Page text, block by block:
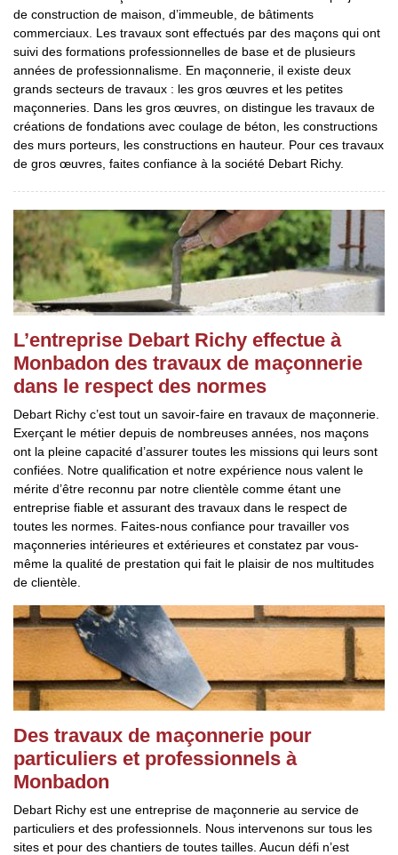
de construction de maison, d’immeuble, de bâtiments
commerciaux. Les travaux sont effectués par des maçons qui ont
suivi des formations professionnelles de base et de plusieurs
années de professionnalisme. En maçonnerie, il existe deux
grands secteurs de travaux : les gros œuvres et les petites
maçonneries. Dans les gros œuvres, on distingue les travaux de
créations de fondations avec coulage de béton, les constructions
des murs porteurs, les constructions en hauteur. Pour ces travaux
de gros œuvres, faites confiance à la société Debart Richy.
L’entreprise Debart Richy effectue à
Monbadon des travaux de maçonnerie
dans le respect des normes
Debart Richy c’est tout un savoir-faire en travaux de maçonnerie.
Exerçant le métier depuis de nombreuses années, nos maçons
ont la pleine capacité d’assurer toutes les missions qui leurs sont
confiées. Notre qualification et notre expérience nous valent le
mérite d’être reconnu par notre clientèle comme étant une
entreprise fiable et assurant des travaux dans le respect de
toutes les normes. Faites-nous confiance pour travailler vos
maçonneries intérieures et extérieures et constatez par vous-
même la qualité de prestation qui fait le plaisir de nos multitudes
de clientèle.
Des travaux de maçonnerie pour
particuliers et professionnels à
Monbadon
Debart Richy est une entreprise de maçonnerie au service de
particuliers et des professionnels. Nous intervenons sur tous les
sites et pour des chantiers de toutes tailles. Aucun défi n’est